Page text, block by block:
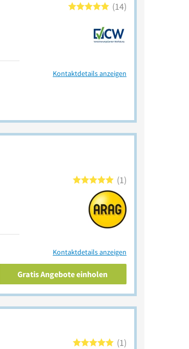
14
Kontaktdetails anzeigen
1
Kontaktdetails anzeigen
Gratis Angebote einholen
1